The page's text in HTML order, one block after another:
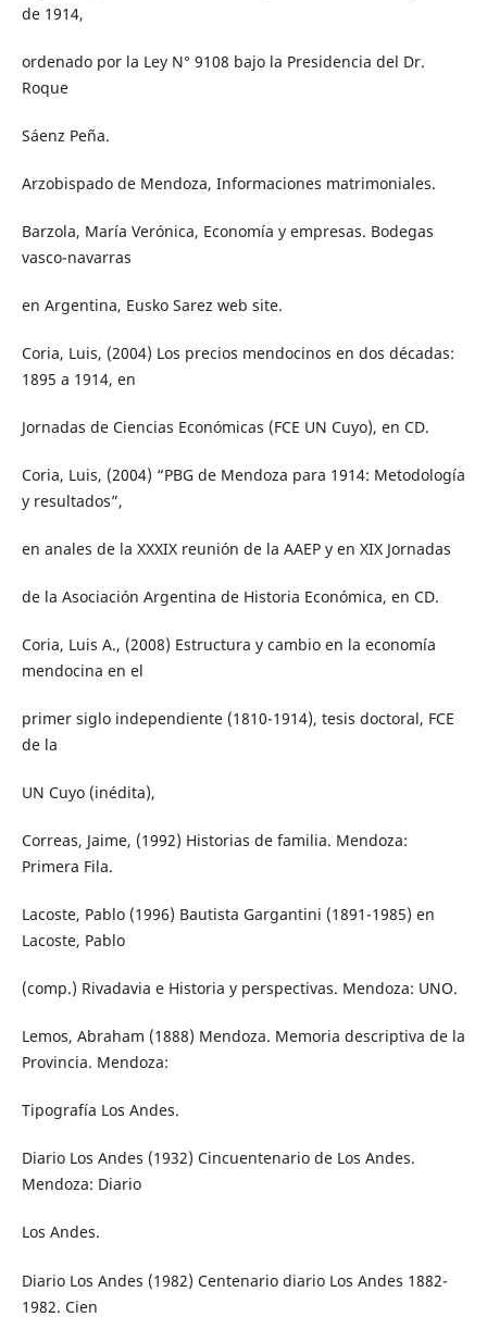
de 1914,
ordenado por la Ley N° 9108 bajo la Presidencia del Dr.
Roque
Sáenz Peña.
Arzobispado de Mendoza, Informaciones matrimoniales.
Barzola, María Verónica, Economía y empresas. Bodegas
vasco-navarras
en Argentina, Eusko Sarez web site.
Coria, Luis, (2004) Los precios mendocinos en dos décadas:
1895 a 1914, en
Jornadas de Ciencias Económicas (FCE UN Cuyo), en CD.
Coria, Luis, (2004) “PBG de Mendoza para 1914: Metodología
y resultados”,
en anales de la XXXIX reunión de la AAEP y en XIX Jornadas
de la Asociación Argentina de Historia Económica, en CD.
Coria, Luis A., (2008) Estructura y cambio en la economía
mendocina en el
primer siglo independiente (1810-1914), tesis doctoral, FCE
de la
UN Cuyo (inédita),
Correas, Jaime, (1992) Historias de familia. Mendoza:
Primera Fila.
Lacoste, Pablo (1996) Bautista Gargantini (1891-1985) en
Lacoste, Pablo
(comp.) Rivadavia e Historia y perspectivas. Mendoza: UNO.
Lemos, Abraham (1888) Mendoza. Memoria descriptiva de la
Provincia. Mendoza:
Tipografía Los Andes.
Diario Los Andes (1932) Cincuentenario de Los Andes.
Mendoza: Diario
Los Andes.
Diario Los Andes (1982) Centenario diario Los Andes 1882-
1982. Cien